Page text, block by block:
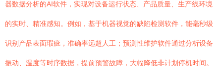
器数据分析的AI软件，实现对设备运行状态、产品质量、生产线环境
的实时、精准感知。例如，基于机器视觉的缺陷检测软件，能毫秒级
识别产品表面瑕疵，准确率远超人工；预测性维护软件通过分析设备
振动、温度等时序数据，提前预警故障，大幅降低非计划停机时间。